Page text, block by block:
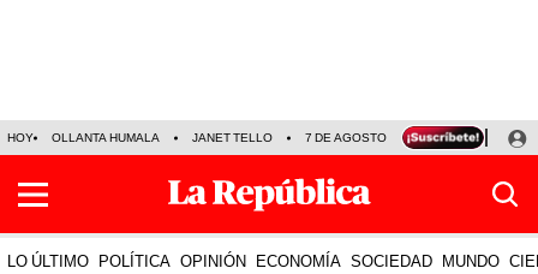
HOY OLLANTA HUMALA JANET TELLO 7 DE AGOSTO TINKA RESULTADOS
LO ÚLTIMO POLÍTICA OPINIÓN ECONOMÍA SOCIEDAD MUNDO